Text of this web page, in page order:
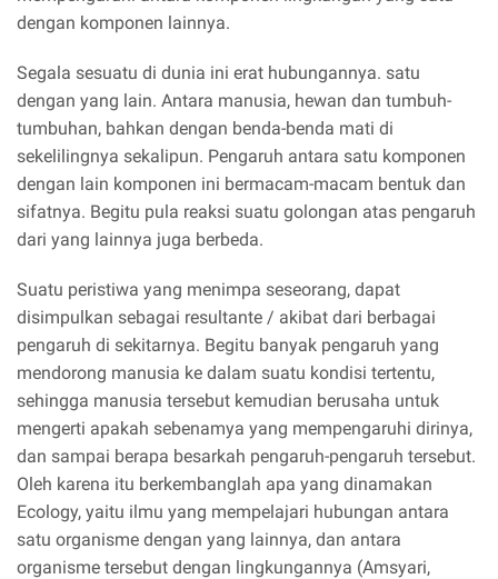
dengan komponen lainnya.
Segala sesuatu di dunia ini erat hubungannya. satu
dengan yang lain. Antara manusia, hewan dan tumbuh-
tumbuhan, bahkan dengan benda-benda mati di
sekelilingnya sekalipun. Pengaruh antara satu komponen
dengan lain komponen ini bermacam-macam bentuk dan
sifatnya. Begitu pula reaksi suatu golongan atas pengaruh
dari yang lainnya juga berbeda.
Suatu peristiwa yang menimpa seseorang, dapat
disimpulkan sebagai resultante / akibat dari berbagai
pengaruh di sekitarnya. Begitu banyak pengaruh yang
mendorong manusia ke dalam suatu kondisi tertentu,
sehingga manusia tersebut kemudian berusaha untuk
mengerti apakah sebenamya yang mempengaruhi dirinya,
dan sampai berapa besarkah pengaruh-pengaruh tersebut.
Oleh karena itu berkembanglah apa yang dinamakan
Ecology, yaitu ilmu yang mempelajari hubungan antara
satu organisme dengan yang lainnya, dan antara
organisme tersebut dengan lingkungannya (Amsyari,